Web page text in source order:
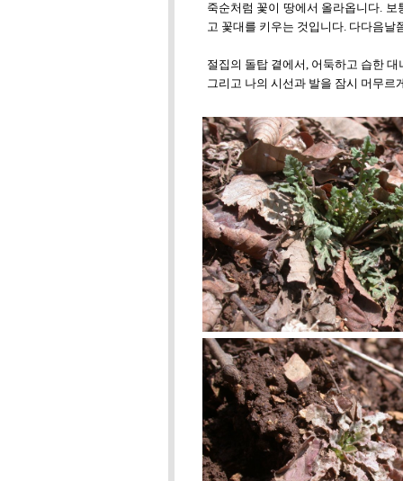
죽순처럼 꽃이 땅에서 올라옵니다.
고 꽃대를 키우는 것입니다. 다다음날
절집의 돌탑 곁에서, 어둑하고 습한
그리고 나의 시선과 발을 잠시 머무르